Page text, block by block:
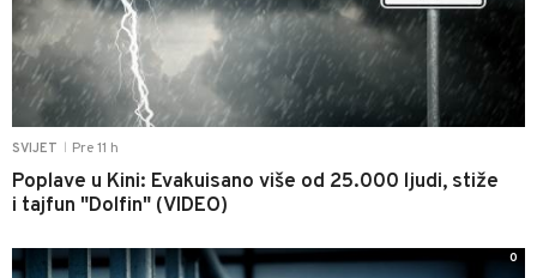
SVIJET Pre 11 h
Poplave u Kini: Evakuisano više od 25.000 ljudi, stiže
i tajfun "Dolfin" (VIDEO)
0